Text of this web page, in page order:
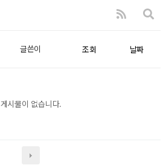
글쓴이 조회 날짜
게시물이 없습니다.